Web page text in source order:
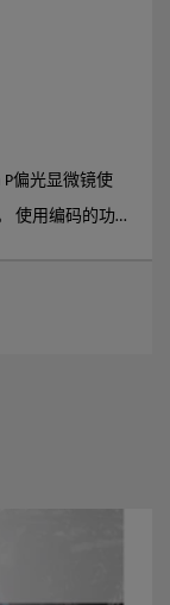
P偏光显微镜使
使用编码的功